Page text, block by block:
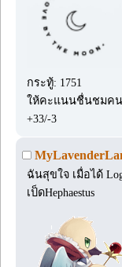
กระทู้: 1751
ให้คะแนนชื่นชมค
+33/-3
ฉันสุขใจ เมื่อได้
เป็ดHephaestus